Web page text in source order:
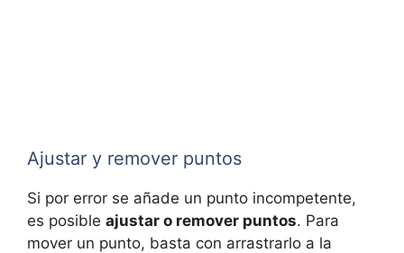
Ajustar y remover puntos
Si por error se añade un punto incompetente,
es posible ajustar o remover puntos. Para
mover un punto, basta con arrastrarlo a la